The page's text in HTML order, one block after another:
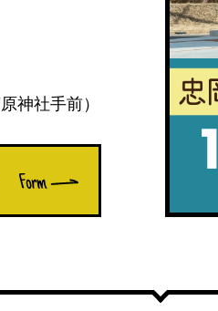
神社手前）